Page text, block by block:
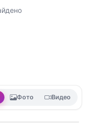
Фото Видео